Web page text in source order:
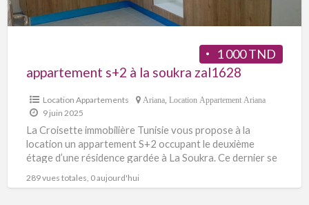
1 000 TND
appartement s+2 à la soukra zal1628
Location Appartements Ariana, Location Appartement Ariana
9 juin 2025
La Croisette immobilière Tunisie vous propose à la
location un appartement S+2 occupant le deuxième
étage d’une résidence gardée à La Soukra. Ce dernier se
289 vues totales, 0 aujourd'hui